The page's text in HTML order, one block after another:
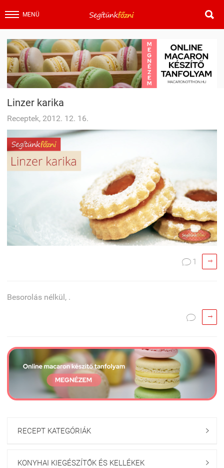
MENÜ 
Linzer karika
Receptek, 2012. 12. 16.
 1 
Besorolás nélkül, .
 
RECEPT KATEGÓRIÁK 
KONYHAI KIEGÉSZÍTŐK ÉS KELLÉKEK 